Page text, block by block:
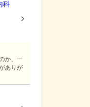
科
か、一
ありが